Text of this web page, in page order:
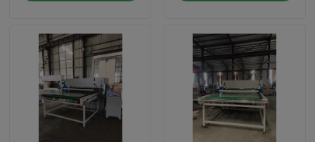
Гидравлическая пресса умирает автомат для резки
Гидравлический автомат для резки руки качания
Автомат для резки гидравлический